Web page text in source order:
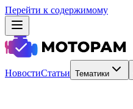
Перейти к содержимому
НовостиСтатьи Тематики